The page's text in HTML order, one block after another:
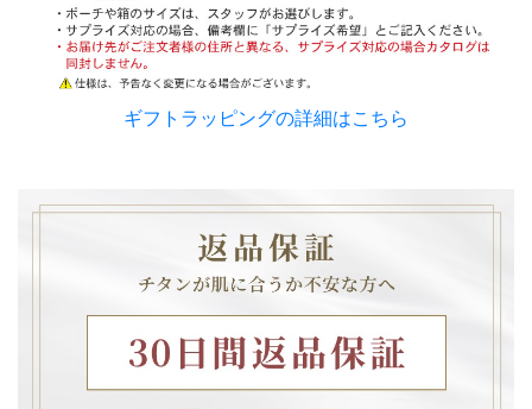
ギフトラッピングの詳細はこちら